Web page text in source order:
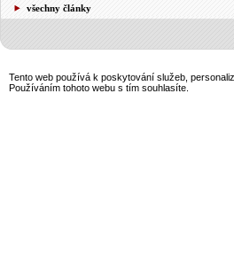
všechny články
Tento web používá k poskytování služeb,
Používáním tohoto webu s tím souhlasíte.